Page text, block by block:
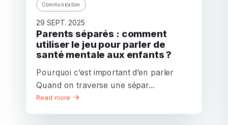
Communication
29 SEPT. 2025
Parents séparés : comment
utiliser le jeu pour parler de
santé mentale aux enfants ?
Pourquoi c’est important d’en parler
Quand on traverse une sépar...
Read more